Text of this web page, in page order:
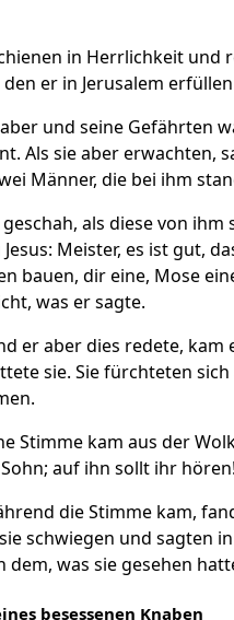
in Herrlichkeit und
er in Jerusalem
und seine Gefährten
Als sie aber erwachten,
Männer, die bei ihm
als diese von
Meister, es ist gut,
bauen, dir eine, Mose
was er sagte.
er aber dies redete, kam
sie. Sie fürchteten sich
Stimme kam aus der
auf ihn sollt ihr hören!
die Stimme kam,
schwiegen und sagten
dem, was sie gesehen
besessenen Knaben